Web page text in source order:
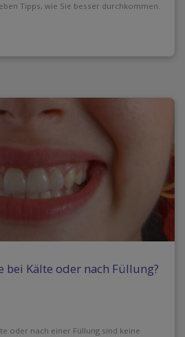
Tipps, wie Sie besser durchkommen.
bei Kälte oder nach Füllung?
oder nach einer Füllung sind keine